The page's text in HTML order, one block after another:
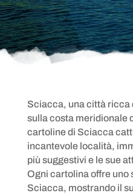
Sciacca, una città ricca
sulla costa meridionale
cartoline di Sciacca
incantevole località,
più suggestivi e le sue
Ogni cartolina offre uno
Sciacca, mostrando il